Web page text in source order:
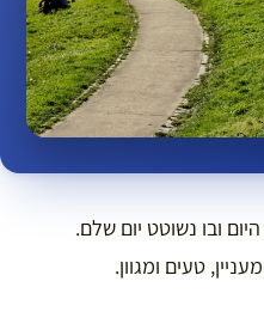
ובו נשוטט יום שלם.
טעים ומגוון.